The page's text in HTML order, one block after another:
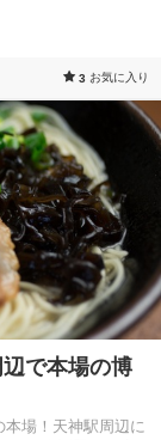
3 お気に入り
で本場の博
場！天神駅周辺に